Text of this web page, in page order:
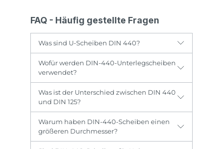
FAQ - Häufig gestellte Fragen
Was sind U-Scheiben DIN 440?
Wofür werden DIN-440-Unterlegscheiben
verwendet?
Was ist der Unterschied zwischen DIN 440
und DIN 125?
Warum haben DIN-440-Scheiben einen
größeren Durchmesser?